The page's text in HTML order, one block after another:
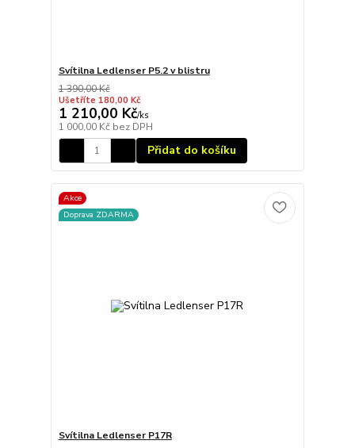
Svítilna Ledlenser P5.2 v blistru
1 390,00 Kč
Ušetříte 180,00 Kč
1 210,00 Kč/ks
1 000,00 Kč bez DPH
Přidat do košíku
Akce
Doprava ZDARMA
Svítilna Ledlenser P17R